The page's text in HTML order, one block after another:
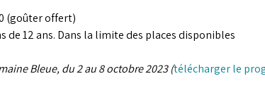
(goûter offert)
de 12 ans. Dans la limite des places disponibles
Bleue, du 2 au 8 octobre 2023 (télécharger le